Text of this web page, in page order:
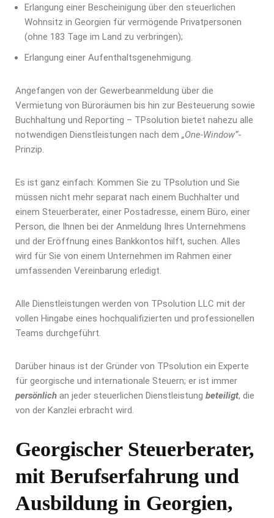
Erlangung einer Bescheinigung über den steuerlichen
Wohnsitz in Georgien für vermögende Privatpersonen
(ohne 183 Tage im Land zu verbringen);
Erlangung einer Aufenthaltsgenehmigung.
Angefangen von der Gewerbeanmeldung über die
Vermietung von Büroräumen bis hin zur Besteuerung sowie
Buchhaltung und Reporting – TPsolution bietet nahezu alle
notwendigen Dienstleistungen nach dem „One-Window“-
Prinzip.
Es ist ganz einfach: Kommen Sie zu TPsolution und Sie
müssen nicht mehr separat nach einem Buchhalter und
einem Steuerberater, einer Postadresse, einem Büro, einer
Person, die Ihnen bei der Anmeldung Ihres Unternehmens
und der Eröffnung eines Bankkontos hilft, suchen. Alles
wird für Sie von einem Unternehmen im Rahmen einer
umfassenden Vereinbarung erledigt.
Alle Dienstleistungen werden von TPsolution LLC mit der
vollen Hingabe eines hochqualifizierten und professionellen
Teams durchgeführt.
Darüber hinaus ist der Gründer von TPsolution ein Experte
für georgische und internationale Steuern; er ist immer
persönlich an jeder steuerlichen Dienstleistung beteiligt, die
von der Kanzlei erbracht wird.
Georgischer Steuerberater,
mit Berufserfahrung und
Ausbildung in Georgien,